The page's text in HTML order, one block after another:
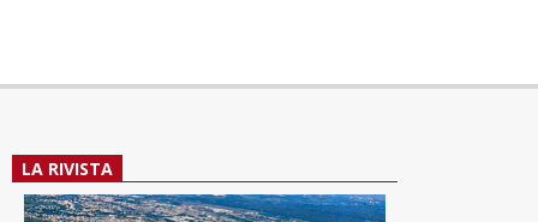
LA RIVISTA